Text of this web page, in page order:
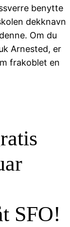
benytte
dekknavn
Om du
Arnested, er
frakoblet en
SFO!